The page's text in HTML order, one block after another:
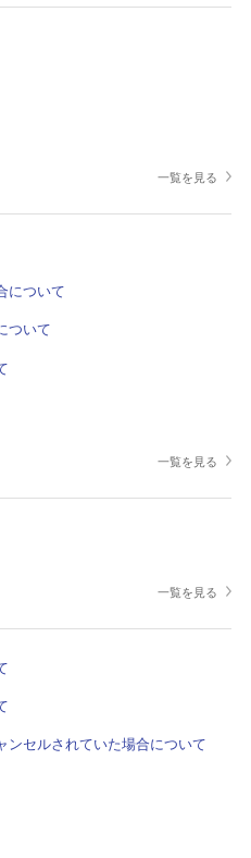
一覧を見る
について
ついて
一覧を見る
一覧を見る
ンセルされていた場合について